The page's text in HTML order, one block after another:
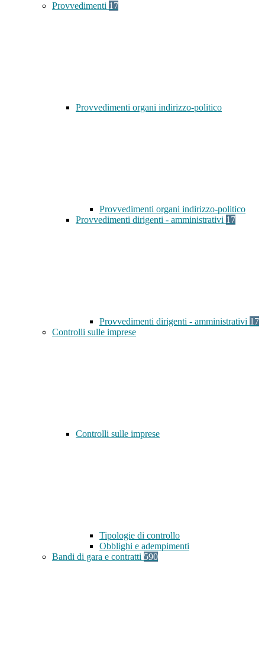
Provvedimenti 17
Provvedimenti organi indirizzo-politico
Provvedimenti organi indirizzo-politico
Provvedimenti dirigenti - amministrativi 17
Provvedimenti dirigenti - amministrativi 17
Controlli sulle imprese
Controlli sulle imprese
Tipologie di controllo
Obblighi e adempimenti
Bandi di gara e contratti 590